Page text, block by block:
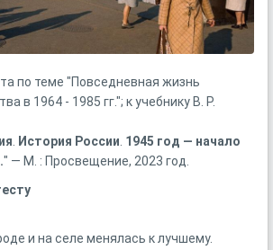
по теме "Повседневная жизнь
в 1964 - 1985 гг."; к учебнику В. Р.
История России 1945 год — начало
" — М. : Просвещение, 2023 год.
и на селе менялась к лучшему.